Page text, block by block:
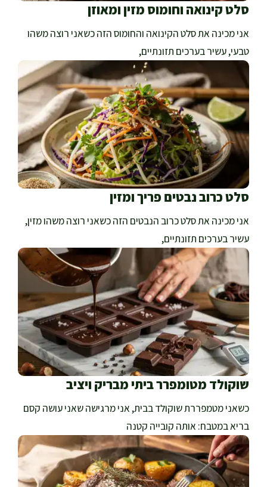
סלט קינואה וחומוס מזין ומאוזן
אני מכינה את סלט הקינואה והחומוס הזה כשאני רוצה משהו
טבעי, עשיר בערכים תזונתיים,
סלט כרוב נבטים פריך ומזין
אני מכינה את סלט כרוב הנבטים הזה כשאני רוצה משהו מזין,
עשיר בערכים תזונתיים,
שוקולד מטומפרר ביתי מבריק ויציב
כשאני מטמפררת שוקולד בבית, אני מרגישה שאני עושה קסם
בריא במטבח: אותה קובייה קטנה